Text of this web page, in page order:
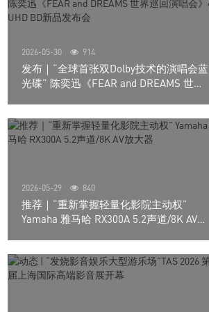
2026-05-30 914
发布｜“全球首张双Dolby技术的演唱会蓝
光碟” 陈奕迅《FEAR and DREAMS 世界
2026-05-29 840
推荐｜“重新掌握轻量化影院主动权”
Yamaha 雅马哈 RX300A 5.2声道/8K AV放